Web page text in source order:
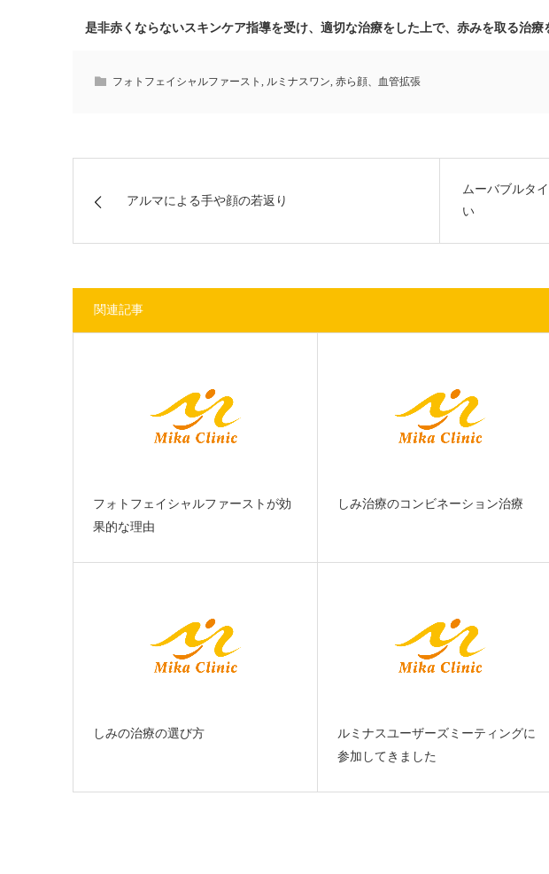
是非赤くならないスキンケア指導を受け、適切な治療をした上で、赤みを取る治療
フォトフェイシャルファースト , ルミナスワン, 赤ら顔、血管拡張
アルマによる手や顔の若返り
ムーバブルタ
い
関連記事
フォトフェイシャルファーストが効
果的な理由
しみ治療のコンビネーション治療
しみの治療の選び方
ルミナスユーザーズミーティングに
参加してきました